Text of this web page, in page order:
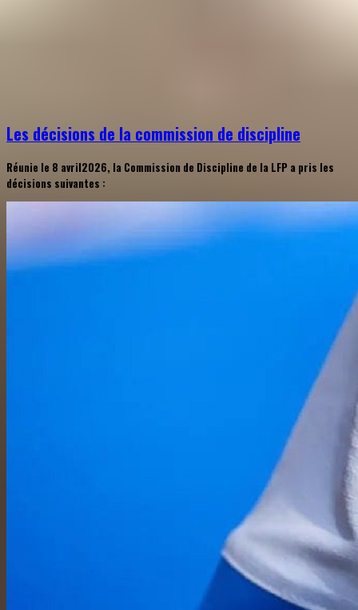
Les décisions de la commission de discipline
Réunie le 8 avril2026, la Commission de Discipline de la LFP a pris les
décisions suivantes :